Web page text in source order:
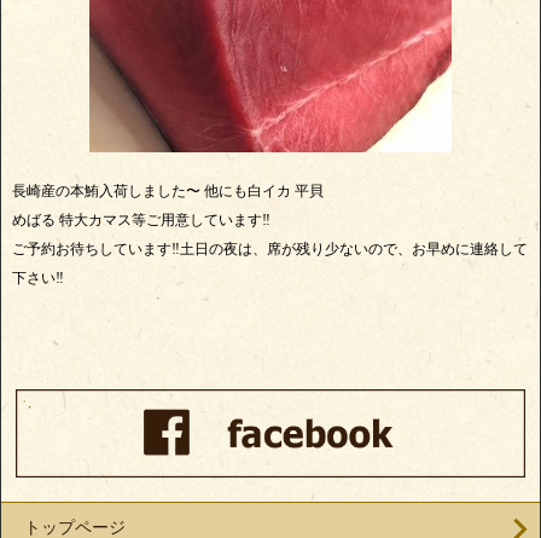
長崎産の本鮪入荷しました〜 他にも白イカ 平貝
めばる 特大カマス等ご用意しています‼️
ご予約お待ちしています‼️土日の夜は、席が残り少ないので、お早めに連絡して
下さい‼️
トップページ